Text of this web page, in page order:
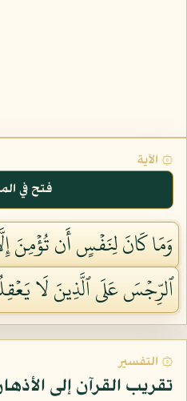
۞ الآية
فتح في
وَمَا كَانَ لِنَفۡسٍ أَن تُؤۡمِنَ
ٱلرِّجۡسَ عَلَى ٱلَّذِينَ لَا
۞ التفسير
تقريب القرآن إلى